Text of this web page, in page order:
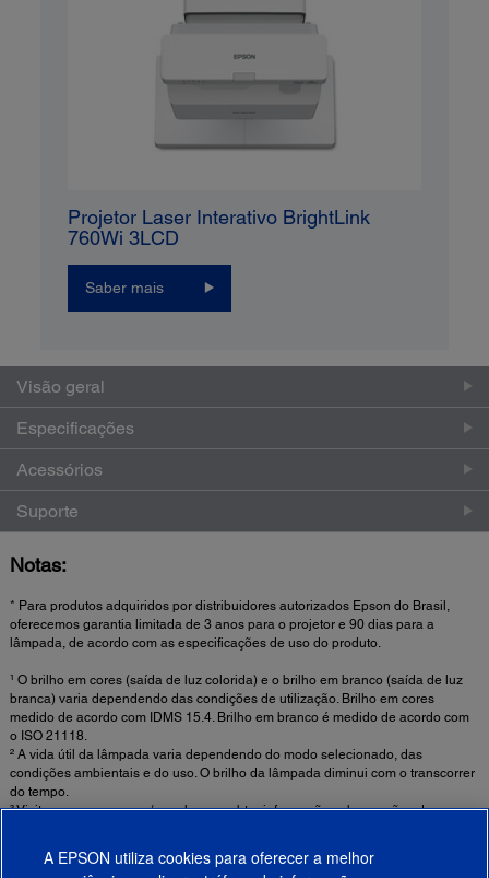
Projetor Laser Interativo BrightLink
760Wi 3LCD
Saber mais
Visão geral
Especificações
Acessórios
Suporte
Notas:
* Para produtos adquiridos por distribuidores autorizados Epson do Brasil,
oferecemos garantia limitada de 3 anos para o projetor e 90 dias para a
lâmpada, de acordo com as especificações de uso do produto.
¹ O brilho em cores (saída de luz colorida) e o brilho em branco (saída de luz
branca) varia dependendo das condições de utilização. Brilho em cores
medido de acordo com IDMS 15.4. Brilho em branco é medido de acordo com
o ISO 21118.
² A vida útil da lâmpada varia dependendo do modo selecionado, das
condições ambientais e do uso. O brilho da lâmpada diminui com o transcorrer
do tempo.
³ Visite www.epson.com/recycle para obter informação sobre opções de
A EPSON utiliza cookies para oferecer a melhor